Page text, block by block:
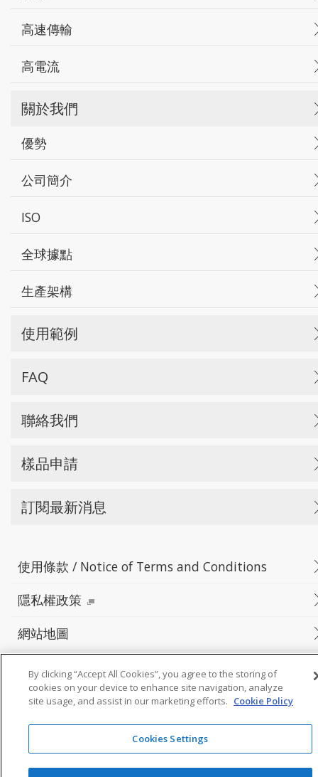
高速傳輸
高電流
關於我們
優勢
公司簡介
ISO
全球據點
生產架構
使用範例
FAQ
聯絡我們
樣品申請
訂閱最新消息
使用條款 / Notice of Terms and Conditions
隱私權政策
網站地圖
©Yokowo co., ltd.
By clicking “Accept All Cookies”, you agree to the storing of
cookies on your device to enhance site navigation, analyze
site usage, and assist in our marketing efforts. Cookie Policy
Cookies Settings